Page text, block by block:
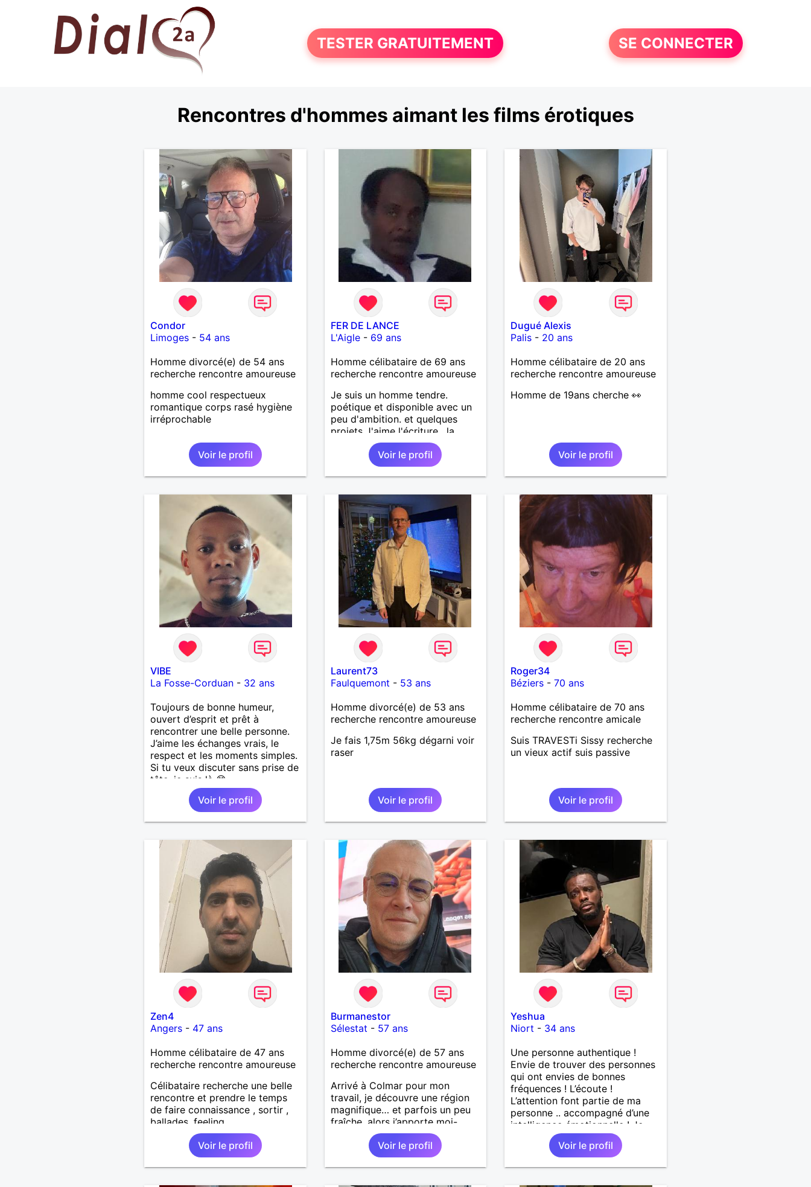
TESTER GRATUITEMENT SE CONNECTER
Rencontres d'hommes aimant les films érotiques
Condor
Limoges- 54 ans
Homme divorcé(e) de 54 ans
recherche rencontre amoureuse
homme cool respectueux
romantique corps rasé hygiène
irréprochable
Voir le profil
FER DE LANCE
L'Aigle- 69 ans
Homme célibataire de 69 ans
recherche rencontre amoureuse
Je suis un homme tendre.
poétique et disponible avec un
peu d'ambition. et quelques
projets J'aime l'écriture , la
lecture la cuisine et surtout la
Voir le profil
Dugué Alexis
Palis - 20 ans
Homme célibataire de 20 ans
recherche rencontre amoureuse
Homme de 19ans cherche 👀
Voir le profil
VIBE
La Fosse-Corduan- 32 ans
Toujours de bonne humeur,
ouvert d’esprit et prêt à
rencontrer une belle personne.
J’aime les échanges vrais, le
respect et les moments simples.
Si tu veux discuter sans prise de
tête, je suis là 😊
Voir le profil
Laurent73
Faulquemont - 53 ans
Homme divorcé(e) de 53 ans
recherche rencontre amoureuse
Je fais 1,75m 56kg dégarni voir
raser
Voir le profil
Roger34
Béziers -70 ans
Homme célibataire de 70 ans
recherche rencontre amicale
Suis TRAVESTi Sissy recherche
un vieux actif suis passive
Voir le profil
Zen4
Angers- 47 ans
Homme célibataire de 47 ans
recherche rencontre amoureuse
Célibataire recherche une belle
rencontre et prendre le temps
de faire connaissance , sortir ,
ballades, feeling
Voir le profil
Burmanestor
Sélestat - 57 ans
Homme divorcé(e) de 57 ans
recherche rencontre amoureuse
Arrivé à Colmar pour mon
travail, je découvre une région
magnifique… et parfois un peu
fraîche, alors j’apporte moi-
même la chaleur 😉. Curieux,
positif et un brin taquin, j’aime
les échanges simples, les rires
spontanés et les moments où
Voir le profil
Yeshua
Niort - 34 ans
Une personne authentique !
Envie de trouver des personnes
qui ont envies de bonnes
fréquences ! L’écoute !
L’attention font partie de ma
personne .. accompagné d’une
intelligence émotionnelle ! Je
pense qu’on est prêt à débuter
un bel échange..Voir le profil